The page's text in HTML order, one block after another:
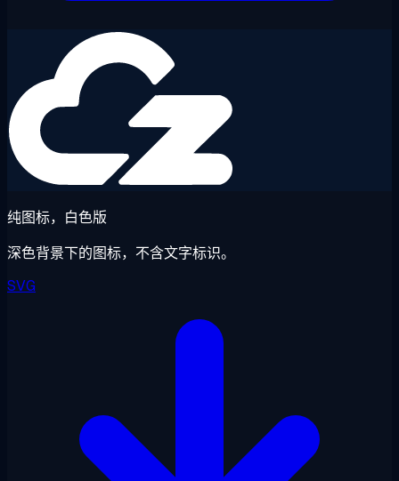
纯图标，白色版
深色背景下的图标，不含文字标识。
SVG